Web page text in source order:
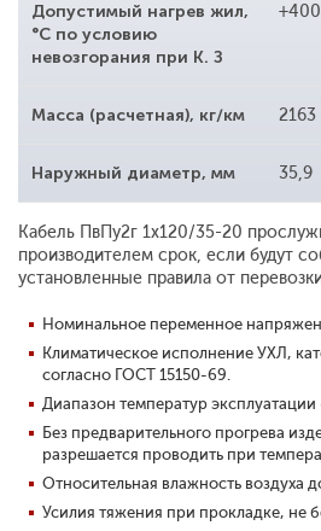
Допустимый нагрев жил,
°С по условию
невозгорания при К. З
+400
Масса (расчетная), кг/км 2163
Наружный диаметр, мм 35,9
Кабель ПвПу2г 1x120/35-20
производителем срок, если будут
установленные правила от
Номинальное переменное
Климатическое исполнение УХЛ,
согласно ГОСТ 15150-69.
Диапазон температур
Без предварительного прогрева
разрешается проводить при
Относительная влажность воздуха
Усилия тяжения при прокладке, не